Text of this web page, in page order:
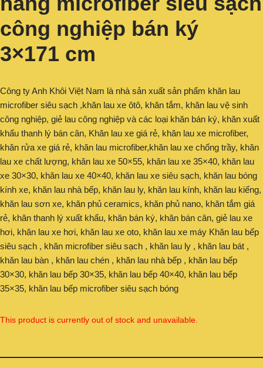
công nghiệp bán ký
3×171 cm
Công ty Anh Khôi Việt Nam là nhà sản xuất sản phẩm khăn lau
microfiber siêu sạch ,khăn lau xe ôtô, khăn tắm, khăn lau vệ sinh
công nghiệp, giẻ lau công nghiệp và các loại khăn bán ký, khăn xuất
khẩu thanh lý bán cân, Khăn lau xe giá rẻ, khăn lau xe microfiber,
khăn rửa xe giá rẻ, khăn lau microfiber,khăn lau xe chống trầy, khăn
lau xe chất lượng, khăn lau xe 50×55, khăn lau xe 35×40, khăn lau
xe 30×30, khăn lau xe 40×40, khăn lau xe siêu sạch, khăn lau bóng
kính xe, khăn lau nhà bếp, khăn lau ly, khăn lau kính, khăn lau kiếng,
khăn lau sơn xe, khăn phủ ceramics, khăn phủ nano, khăn tắm giá
rẻ, khăn thanh lý xuất khẩu, khăn bán ký, khăn bán cân, giẻ lau xe
hơi, khăn lau xe hơi, khăn lau xe oto, khăn lau xe máy Khăn lau bếp
siêu sạch , khăn microfiber siêu sạch , khăn lau ly , khăn lau bát ,
khăn lau bàn , khăn lau chén , khăn lau nhà bếp , khăn lau bếp
30×30, khăn lau bếp 30×35, khăn lau bếp 40×40, khăn lau bếp
35×35, khăn lau bếp microfiber siêu sạch bóng
This product is currently out of stock and unavailable.